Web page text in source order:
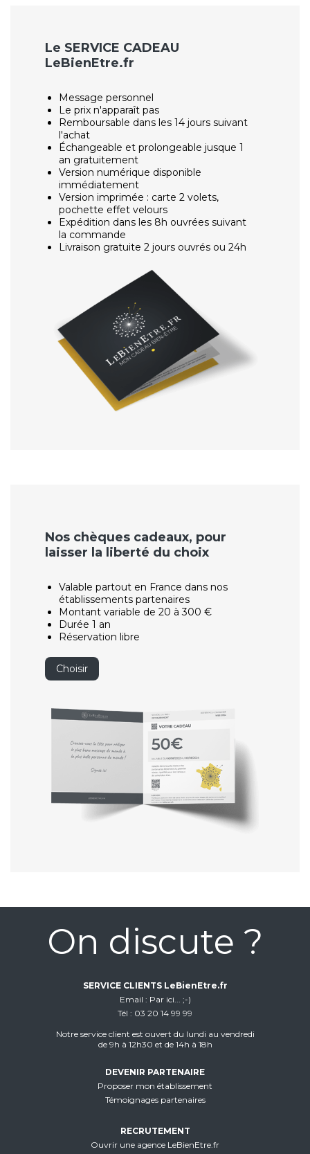
Le SERVICE CADEAU
LeBienEtre.fr
Message personnel
Le prix n'apparaît pas
Remboursable dans les 14 jours suivant
l'achat
Échangeable et prolongeable jusque 1
an gratuitement
Version numérique disponible
immédiatement
Version imprimée : carte 2 volets,
pochette effet velours
Expédition dans les 8h ouvrées suivant
la commande
Livraison gratuite 2 jours ouvrés ou 24h
Nos chèques cadeaux, pour
laisser la liberté du choix
Valable partout en France dans nos
établissements partenaires
Montant variable de 20 à 300 €
Durée 1 an
Réservation libre
Choisir
On discute ?
SERVICE CLIENTS LeBienEtre.fr
Email
Par ici... ;-)
Tél
03 20 14 99 99
Notre service client est ouvert du lundi au vendredi
de 9h à 12h30 et de 14h à 18h
DEVENIR PARTENAIRE
Proposer mon établissement
Témoignages partenaires
RECRUTEMENT
Ouvrir une agence LeBienEtre.fr